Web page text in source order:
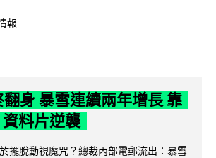
報
身 暴雪連續兩年增長 靠
資料片逆襲
擺脫動視魔咒？總裁內部電郵流出：暴雪